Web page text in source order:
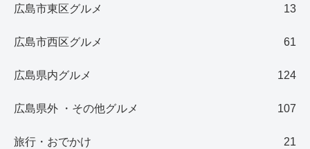
広島市東区グルメ 13
広島市西区グルメ 61
広島県内グルメ 124
広島県外 ・その他グルメ 107
旅行・おでかけ 21